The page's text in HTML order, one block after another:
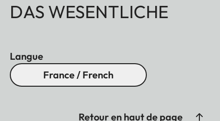
DAS WESENTLICHE
Langue
France / French
Retour en haut de page